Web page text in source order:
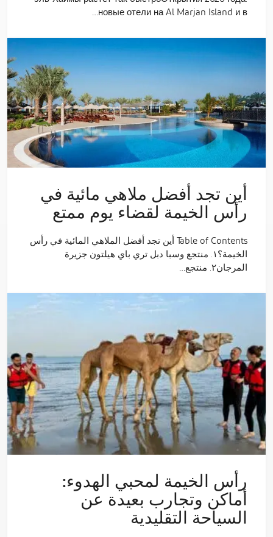
новые отели на Al Marjan Island и в…
أين تجد أفضل ملاهي مائية في
رأس الخيمة لقضاء يوم ممتع
Table of Contents أين تجد أفضل الملاهي المائية في رأس
الخيمة؟١. منتجع وسبا دبل تري باي هيلتون جزيرة
المرجان٢. منتجع…
رأس الخيمة لمحبي الهدوء:
أماكن وتجارب بعيدة عن
السياحة التقليدية